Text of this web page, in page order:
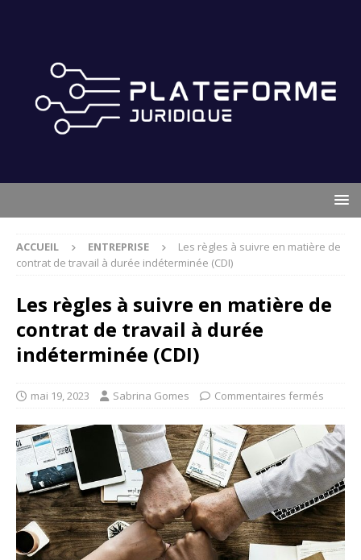
ACCUEIL ENTREPRISE
Les règles à suivre en matière de
contrat de travail à durée indéterminée (CDI)
Les règles à suivre en matière de
contrat de travail à durée
indéterminée (CDI)
mai 19, 2023 Sabrina Gomes Commentaires fermés